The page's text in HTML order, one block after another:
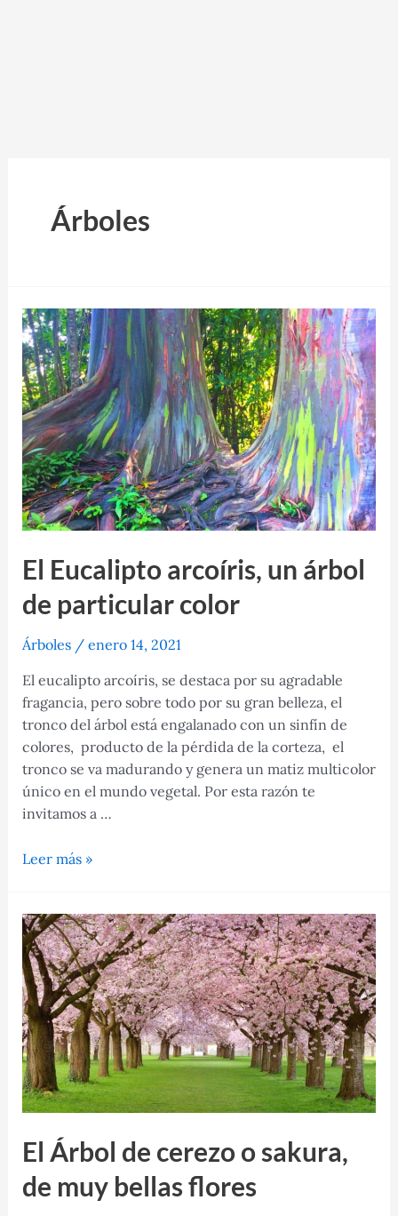
Árboles
El Eucalipto arcoíris, un árbol
de particular color
Árboles/ enero 14, 2021
El eucalipto arcoíris, se destaca por su agradable
fragancia, pero sobre todo por su gran belleza, el
tronco del árbol está engalanado con un sinfín de
colores, producto de la pérdida de la corteza, el
tronco se va madurando y genera un matiz multicolor
único en el mundo vegetal. Por esta razón te
invitamos a …
El
un
árbol
de
particular
color
Leer más »
El Árbol de cerezo o sakura,
de muy bellas flores